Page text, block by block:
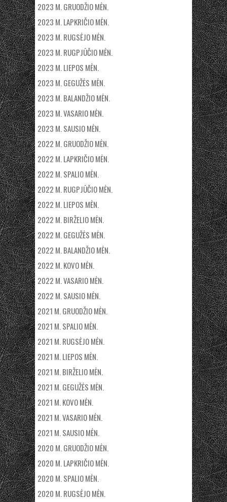
2023 M. GRUODŽIO MĖN.
2023 M. LAPKRIČIO MĖN.
2023 M. RUGSĖJO MĖN.
2023 M. RUGPJŪČIO MĖN.
2023 M. LIEPOS MĖN.
2023 M. GEGUŽĖS MĖN.
2023 M. BALANDŽIO MĖN.
2023 M. VASARIO MĖN.
2023 M. SAUSIO MĖN.
2022 M. GRUODŽIO MĖN.
2022 M. LAPKRIČIO MĖN.
2022 M. SPALIO MĖN.
2022 M. RUGPJŪČIO MĖN.
2022 M. LIEPOS MĖN.
2022 M. BIRŽELIO MĖN.
2022 M. GEGUŽĖS MĖN.
2022 M. BALANDŽIO MĖN.
2022 M. KOVO MĖN.
2022 M. VASARIO MĖN.
2022 M. SAUSIO MĖN.
2021 M. GRUODŽIO MĖN.
2021 M. SPALIO MĖN.
2021 M. RUGSĖJO MĖN.
2021 M. LIEPOS MĖN.
2021 M. BIRŽELIO MĖN.
2021 M. GEGUŽĖS MĖN.
2021 M. KOVO MĖN.
2021 M. VASARIO MĖN.
2021 M. SAUSIO MĖN.
2020 M. GRUODŽIO MĖN.
2020 M. LAPKRIČIO MĖN.
2020 M. SPALIO MĖN.
2020 M. RUGSĖJO MĖN.